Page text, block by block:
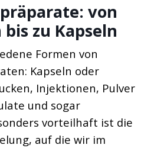
von
zu Kapseln
Formen von
Kapseln oder
Injektionen, Pulver
und sogar
vorteilhaft ist die
auf die wir im